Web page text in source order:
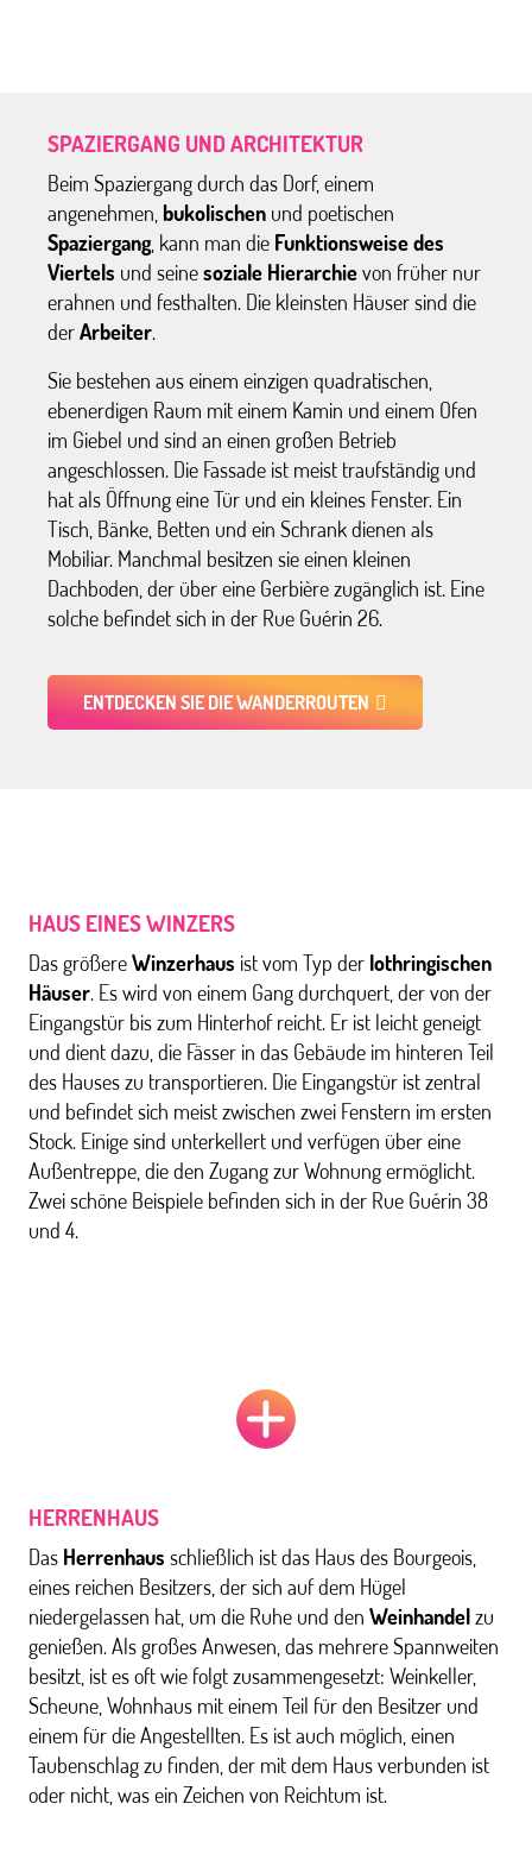
SPAZIERGANG UND ARCHITEKTUR
Beim Spaziergang durch das Dorf, einem
angenehmen, bukolischen und poetischen
Spaziergang , kann man die Funktionsweise des
Viertels und seinesoziale Hierarchievon früher nur
erahnen und festhalten. Die kleinsten Häuser sind die
derArbeiter.
Sie bestehen aus einem einzigen quadratischen,
ebenerdigen Raum mit einem Kamin und einem Ofen
im Giebel und sind an einen großen Betrieb
angeschlossen. Die Fassade ist meist traufständig und
hat als Öffnung eine Tür und ein kleines Fenster. Ein
Tisch, Bänke, Betten und ein Schrank dienen als
Mobiliar. Manchmal besitzen sie einen kleinen
Dachboden, der über eine Gerbière zugänglich ist. Eine
solche befindet sich in der Rue Guérin 26.
ENTDECKEN SIE DIE WANDERROUTEN
HAUS EINES WINZERS
Das größereWinzerhaus ist vom Typ der lothringischen
Häuser. Es wird von einem Gang durchquert, der von der
Eingangstür bis zum Hinterhof reicht. Er ist leicht geneigt
und dient dazu, die Fässer in das Gebäude im hinteren Teil
des Hauses zu transportieren. Die Eingangstür ist zentral
und befindet sich meist zwischen zwei Fenstern im ersten
Stock. Einige sind unterkellert und verfügen über eine
Außentreppe, die den Zugang zur Wohnung ermöglicht.
Zwei schöne Beispiele befinden sich in der Rue Guérin 38
und 4.
HERRENHAUS
Das Herrenhaus schließlich ist das Haus des Bourgeois,
eines reichen Besitzers, der sich auf dem Hügel
niedergelassen hat, um die Ruhe und den Weinhandelzu
genießen. Als großes Anwesen, das mehrere Spannweiten
besitzt, ist es oft wie folgt zusammengesetzt: Weinkeller,
Scheune, Wohnhaus mit einem Teil für den Besitzer und
einem für die Angestellten. Es ist auch möglich, einen
Taubenschlag zu finden, der mit dem Haus verbunden ist
oder nicht, was ein Zeichen von Reichtum ist.